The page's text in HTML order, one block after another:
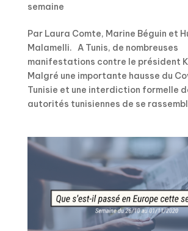
semaine
Par Laura Comte, Marine Béguin et
Malamelli. A Tunis, de nombreuses
manifestations contre le président
Malgré une importante hausse du
Tunisie et une interdiction formelle
autorités tunisiennes de se